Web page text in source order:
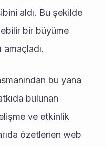
aldı. Bu şekilde
bir büyüme
amaçladı.
bu yana
bulunan
ve etkinlik
özetlenen web